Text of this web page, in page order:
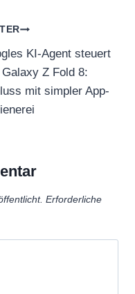
KI-Agent steuert
Z Fold 8:
mit simpler App-
Erforderliche